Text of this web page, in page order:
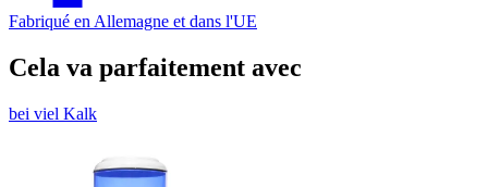
Fabriqué en Allemagne et dans l'UE
Cela va parfaitement avec
bei viel Kalk